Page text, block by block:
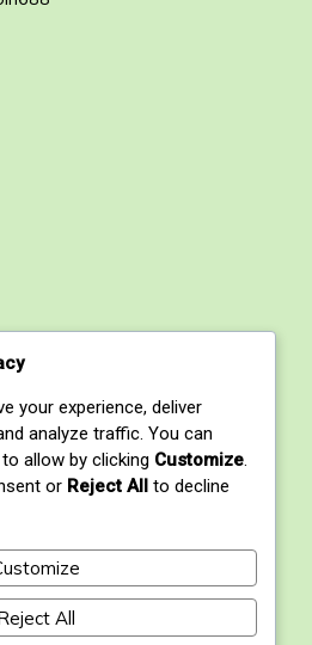
Street, New York City, NY,
your experience, deliver
analyze traffic. You can
allow by clicking Customize.
or Reject All to decline
All